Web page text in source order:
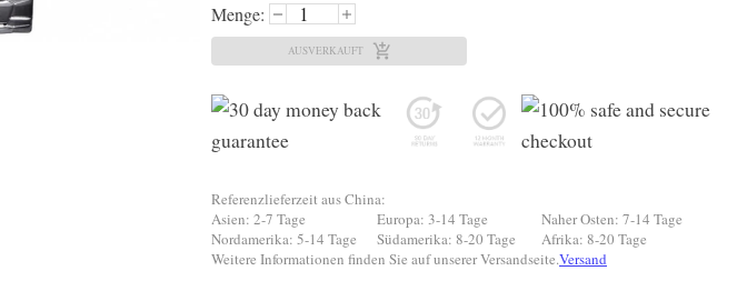
Menge:
AUSVERKAUFT
Referenzlieferzeit aus China:
Asien: 2-7 Tage
Europa: 3-14 Tage
Naher Osten: 7-14 Tage
Nordamerika: 5-14 Tage
Südamerika: 8-20 Tage
Afrika: 8-20 Tage
Weitere Informationen finden Sie auf unserer Versandseite.Versand